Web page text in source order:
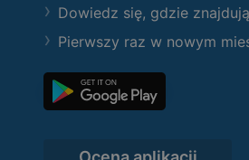
Dowiedz się, gdzie
Pierwszy raz w nowym